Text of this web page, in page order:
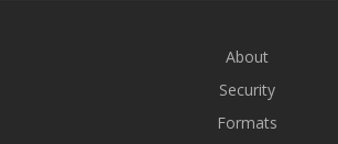
About
Security
Formats